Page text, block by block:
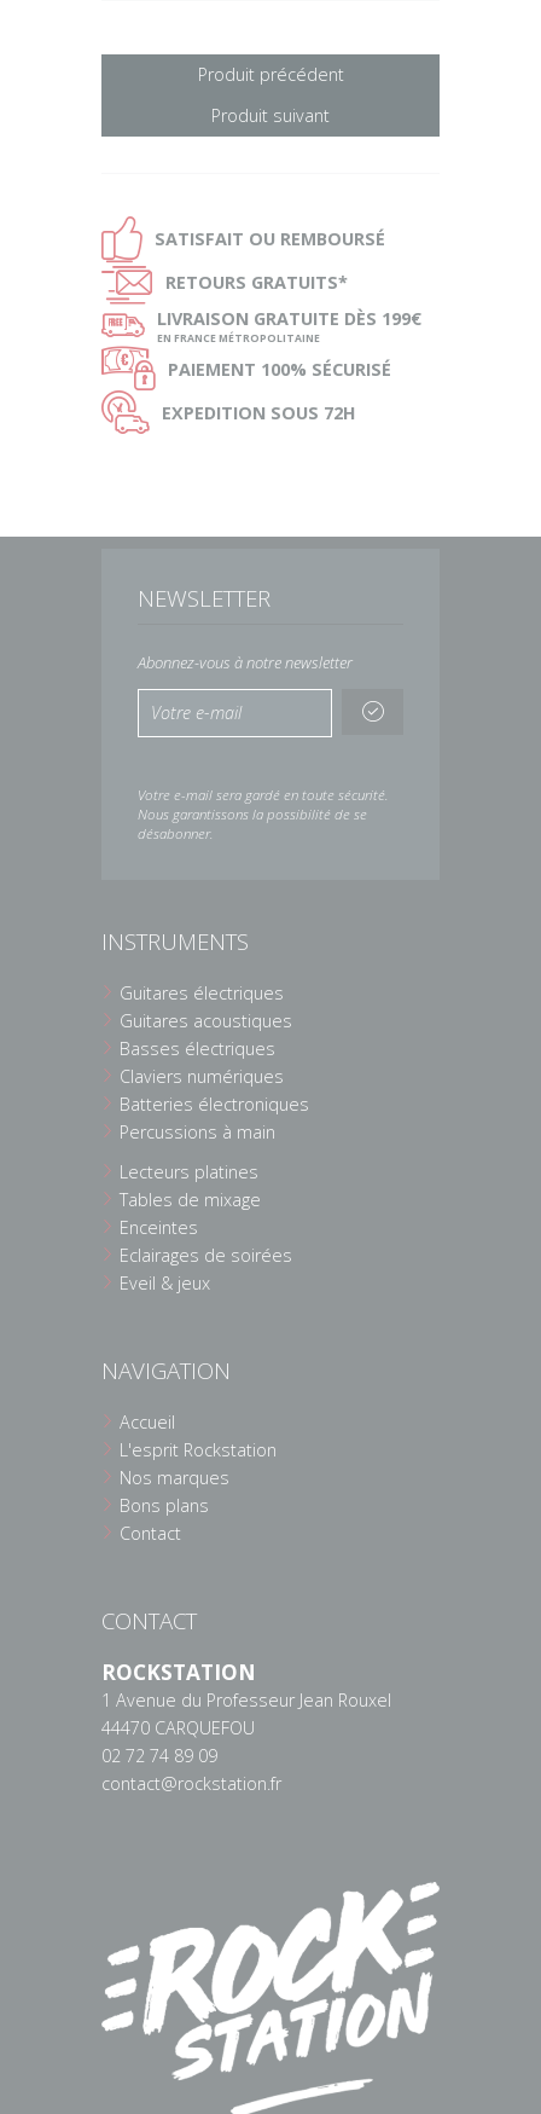
Produit précédent
Produit suivant
Ð SATISFAIT OU REMBOURSÉ
Ñ RETOURS GRATUITS*
ø LIVRAISON GRATUITE DÈS 199€
EN FRANCE MÉTROPOLITAINE
Ø PAIEMENT 100% SÉCURISÉ
Ù EXPEDITION SOUS 72H
NEWSLETTER
Abonnez-vous à notre newsletter
Votre e-mail sera gardé en toute sécurité.
Nous garantissons la possibilité de se
désabonner.
INSTRUMENTS
Guitares électriques
Guitares acoustiques
Basses électriques
Claviers numériques
Batteries électroniques
Percussions à main
Lecteurs platines
Tables de mixage
Enceintes
Eclairages de soirées
Eveil & jeux
NAVIGATION
Accueil
L'esprit Rockstation
Nos marques
Bons plans
Contact
CONTACT
ROCKSTATION
1 Avenue du Professeur Jean Rouxel
44470 CARQUEFOU
02 72 74 89 09
contact@rockstation.fr